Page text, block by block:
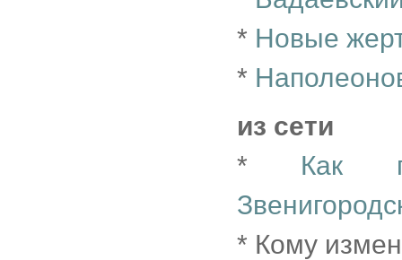
* Новые
*
из сети
* Как
* Кому